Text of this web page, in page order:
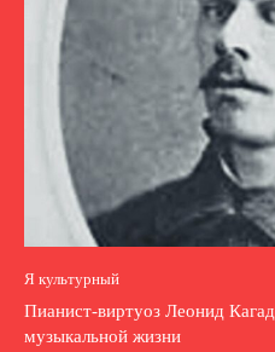
Я культурный
Пианист-виртуоз Леонид
музыкальной жизни